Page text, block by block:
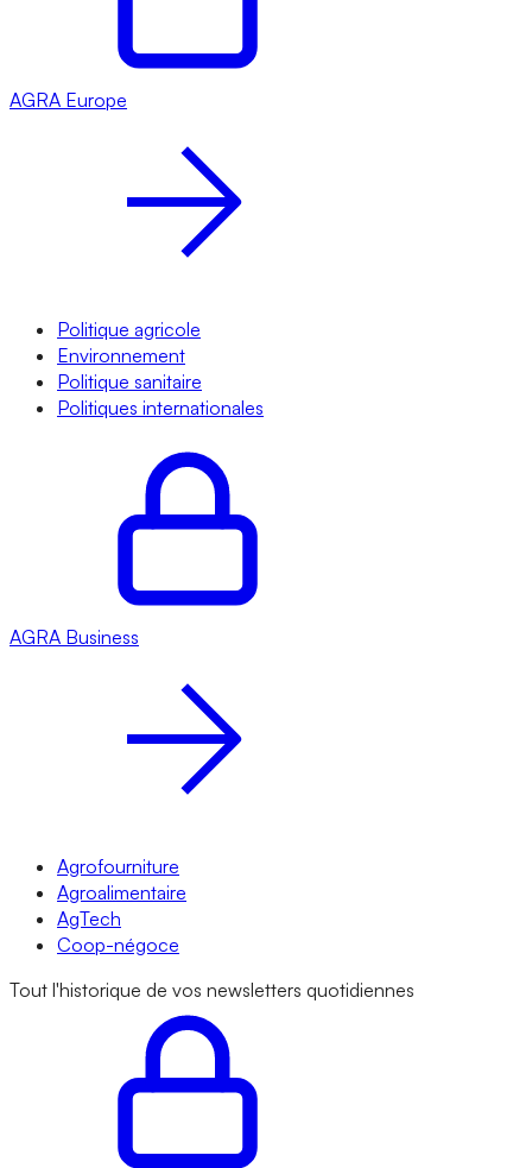
AGRA Europe
Politique agricole
Environnement
Politique sanitaire
Politiques internationales
AGRA Business
Agrofourniture
Agroalimentaire
AgTech
Coop-négoce
Tout l'historique de vos newsletters quotidiennes